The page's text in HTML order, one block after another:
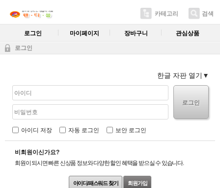
카테고리 검색
로그인 마이페이지 장바구니 관심상품
로그인
한글 자판 열기
로그인
아이디 저장 자동 로그인 보안 로그인
비회원이신가요?
회원이 되시면 빠른 신상품 정보와 다양한 할인 혜택을 받으실 수 있습니다.
아이디/패스워드 찾기 회원가입